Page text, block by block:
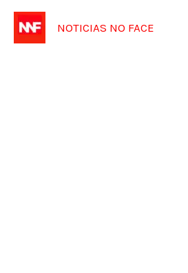
para
NOTICIAS NO FACE